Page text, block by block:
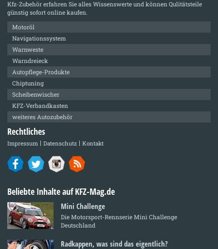
Kfz-Zubehörerfahren Sie alles Wissenswerte und können Qulitätsteile
günstig sofort online kaufen.
Motoröl
Navigationssystem
Warnweste
Warndreieck
Autopflege-Produkte
Chiptuning
Scheibenwischer
KFZ-Verbandkasten
weiteres Autozubehör
Rechtliches
Impressum Datenschutz Kontakt
Beliebte Inhalte auf KFZ-Mag.de
Mini Challenge
Die Motorsport-Rennserie Mini Challenge
Deutschland
Radkappen, was sind das eigentlich?